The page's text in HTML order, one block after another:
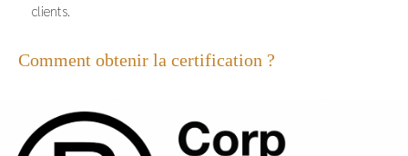
clients.
Comment obtenir la certification ?